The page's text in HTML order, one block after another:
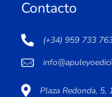
Contacto
(+34) 959 733
Plaza Redonda, 5,